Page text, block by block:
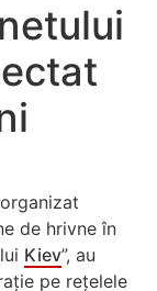
de hrivne în
Kiev”, au
pe rețelele